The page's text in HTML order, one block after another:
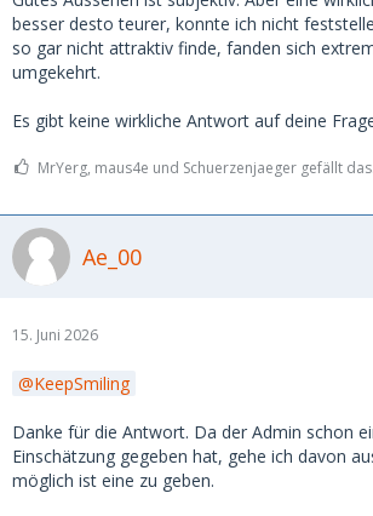
besser desto teurer, konnte ich nicht
so gar nicht attraktiv finde, fanden sich
umgekehrt.
Es gibt keine wirkliche Antwort auf deine
MrYerg, maus4e und Schuerzenjaeger gefällt das.
Ae_00
15. Juni 2026
KeepSmiling
Danke für die Antwort. Da der Admin schon
Einschätzung gegeben hat, gehe ich davon
möglich ist eine zu geben.